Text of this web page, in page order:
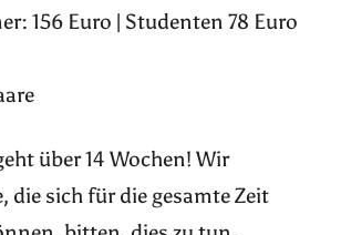
156 Euro | Studenten 78 Euro
über 14 Wochen! Wir
die sich für die gesamte Zeit